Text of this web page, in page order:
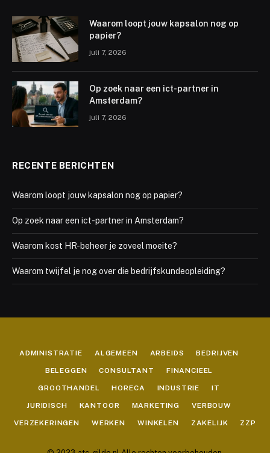
Waarom loopt jouw kapsalon nog op
papier?
juli 7, 2026
Op zoek naar een ict-partner in
Amsterdam?
juli 7, 2026
RECENTE BERICHTEN
Waarom loopt jouw kapsalon nog op papier?
Op zoek naar een ict-partner in Amsterdam?
Waarom kost HR-beheer je zoveel moeite?
Waarom twijfel je nog over die bedrijfskundeopleiding?
ADMINISTRATIE ALGEMEEN ARBEIDS BEDRIJVEN
BELEGGEN CONSULTANT FINANCIEEL
GROOTHANDEL HORECA INDUSTRIE IT
JURIDISCH KANTOOR MARKETING VERBOUW
VERZEKERINGEN WERKEN WINKELEN ZAKELIJK ZZP